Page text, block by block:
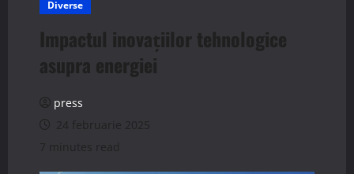
Diverse
Impactul inovațiilor tehnologice
asupra energiei
press
24 februarie 2025
7 minutes read